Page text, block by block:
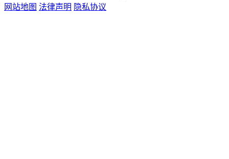
网站地图 法律声明 隐私协议